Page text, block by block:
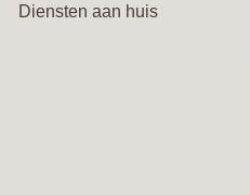
Diensten aan huis